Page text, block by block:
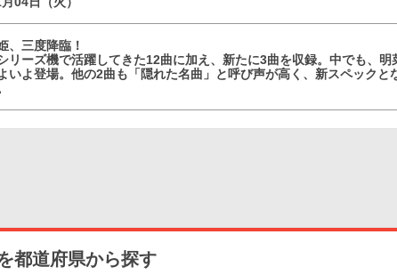
、三度降臨！
リーズ機で活躍してきた12曲に加え、新たに3曲を収録。中でも、
いよ登場。他の2曲も「隠れた名曲」と呼び声が高く、新スペック
都道府県から探す